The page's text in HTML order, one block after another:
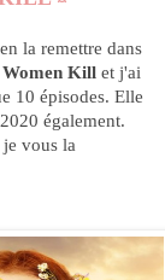
la remettre dans
Kill et j'ai
10 épisodes. Elle
également.
vous la